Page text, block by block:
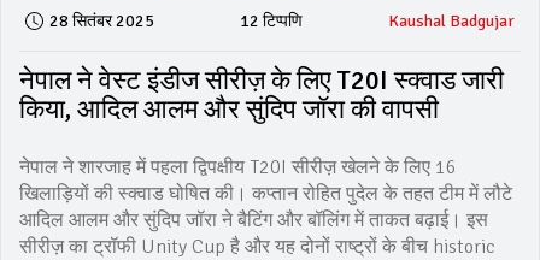
28 सितंबर 2025 12 टिप्पणि Kaushal Badgujar
नेपाल ने वेस्ट इंडीज सीरीज़ के लिए T20I स्क्वाड जारी
किया, आदिल आलम और सुंदिप जॉरा की वापसी
नेपाल ने शारजाह में पहला द्विपक्षीय T20I सीरीज़ खेलने के लिए 16
खिलाड़ियों की स्क्वाड घोषित की। कप्तान रोहित पुदेल के तहत टीम में लौटे
आदिल आलम और सुंदिप जॉरा ने बैटिंग और बॉलिंग में ताकत बढ़ाई। इस
सीरीज़ का ट्रॉफी Unity Cup है और यह दोनों राष्ट्रों के बीच historic